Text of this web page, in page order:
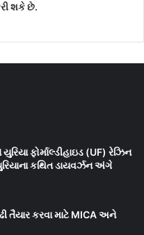
શકે છે.
ફોર્માલ્ડીહાઇડ (UF) રેઝિન
કથિત ડાયવર્ઝન અંગે
તૈયાર કરવા માટે MICA અને